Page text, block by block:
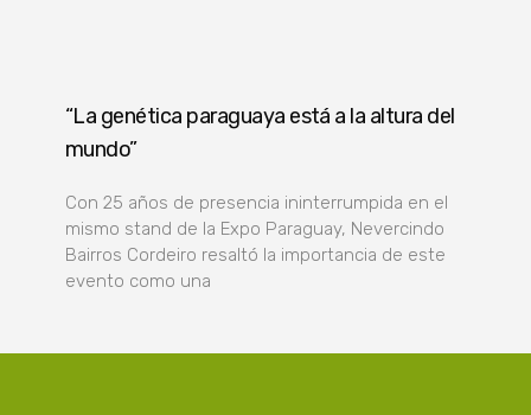
“La genética paraguaya está a la altura del
mundo”
Con 25 años de presencia ininterrumpida en el
mismo stand de la Expo Paraguay, Nevercindo
Bairros Cordeiro resaltó la importancia de este
evento como una